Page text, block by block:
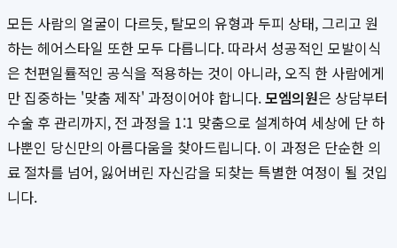
모든 사람의 얼굴이 다르듯, 탈모의 유형과 두피 상태, 그리고 원
하는 헤어스타일 또한 모두 다릅니다. 따라서 성공적인 모발이식
은 천편일률적인 공식을 적용하는 것이 아니라, 오직 한 사람에게
만 집중하는 '맞춤 제작' 과정이어야 합니다.모엠의원은 상담부터
수술 후 관리까지, 전 과정을 1:1 맞춤으로 설계하여 세상에 단 하
나뿐인 당신만의 아름다움을 찾아드립니다. 이 과정은 단순한 의
료 절차를 넘어, 잃어버린 자신감을 되찾는 특별한 여정이 될 것입
니다.